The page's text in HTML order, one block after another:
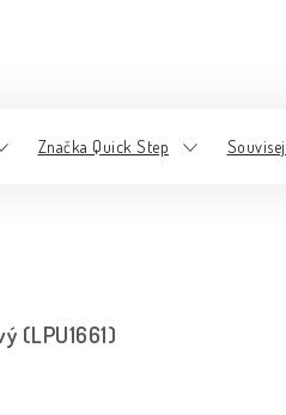
Značka Quick Step
(LPU1661)